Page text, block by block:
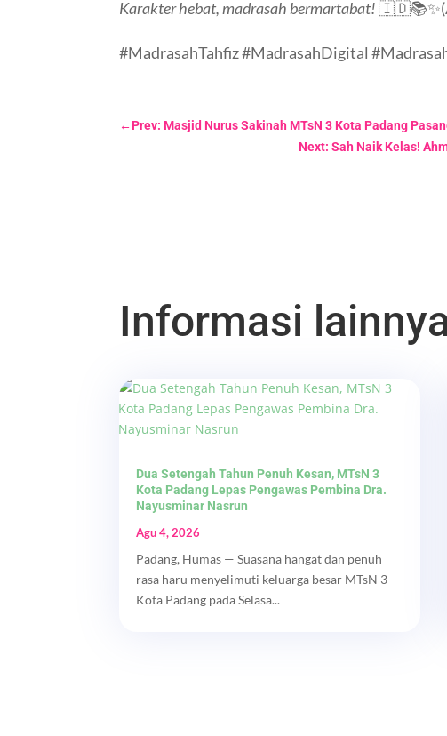
Karakter hebat, madrasah bermartabat!
#MadrasahTahfiz #MadrasahDigital
←Prev: Masjid Nurus Sakinah MTsN 3 Kota Padang
Next: Sah Naik Kelas!
Informasi
Dua Setengah Tahun Penuh Kesan, MTsN 3
Kota Padang Lepas Pengawas Pembina Dra.
Nayusminar Nasrun
Agu 4, 2026
Padang, Humas — Suasana hangat dan penuh
rasa haru menyelimuti keluarga besar MTsN 3
Kota Padang pada Selasa...